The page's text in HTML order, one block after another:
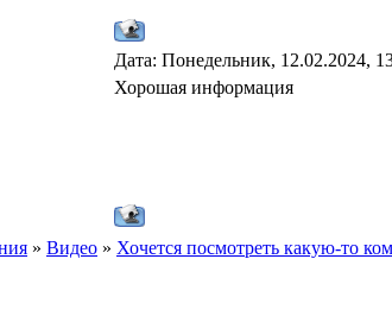
Дата: Понедельник, 12.02.2024,
Хорошая информация
» Видео » Хочется посмотреть какую-то